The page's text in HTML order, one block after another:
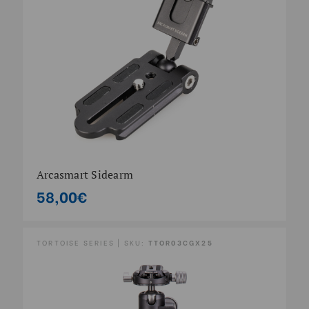
Arcasmart Sidearm
58,00€
TORTOISE SERIES | SKU: TTOR03CGX25